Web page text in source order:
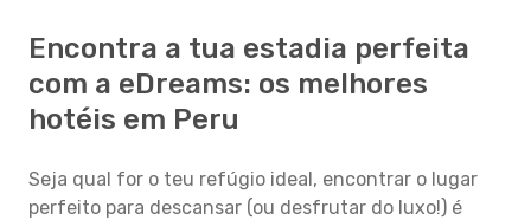
Encontra a tua estadia perfeita
com a eDreams: os melhores
hotéis em Peru
Seja qual for o teu refúgio ideal, encontrar o lugar
perfeito para descansar (ou desfrutar do luxo!) é